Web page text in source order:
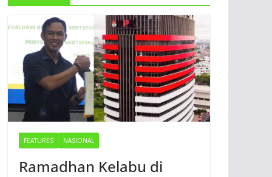
FEATURES NASIONAL
Ramadhan Kelabu di